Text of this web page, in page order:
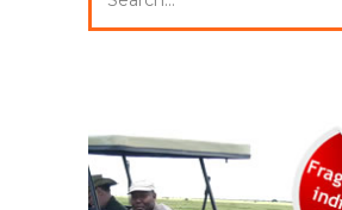
for: